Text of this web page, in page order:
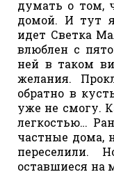
думать о том,
домой. И тут
идет Светка
влюблен с
ней в таком
желания.
обратно в
уже не смогу.
легкостью…
частные дома,
переселили.
оставшиеся на